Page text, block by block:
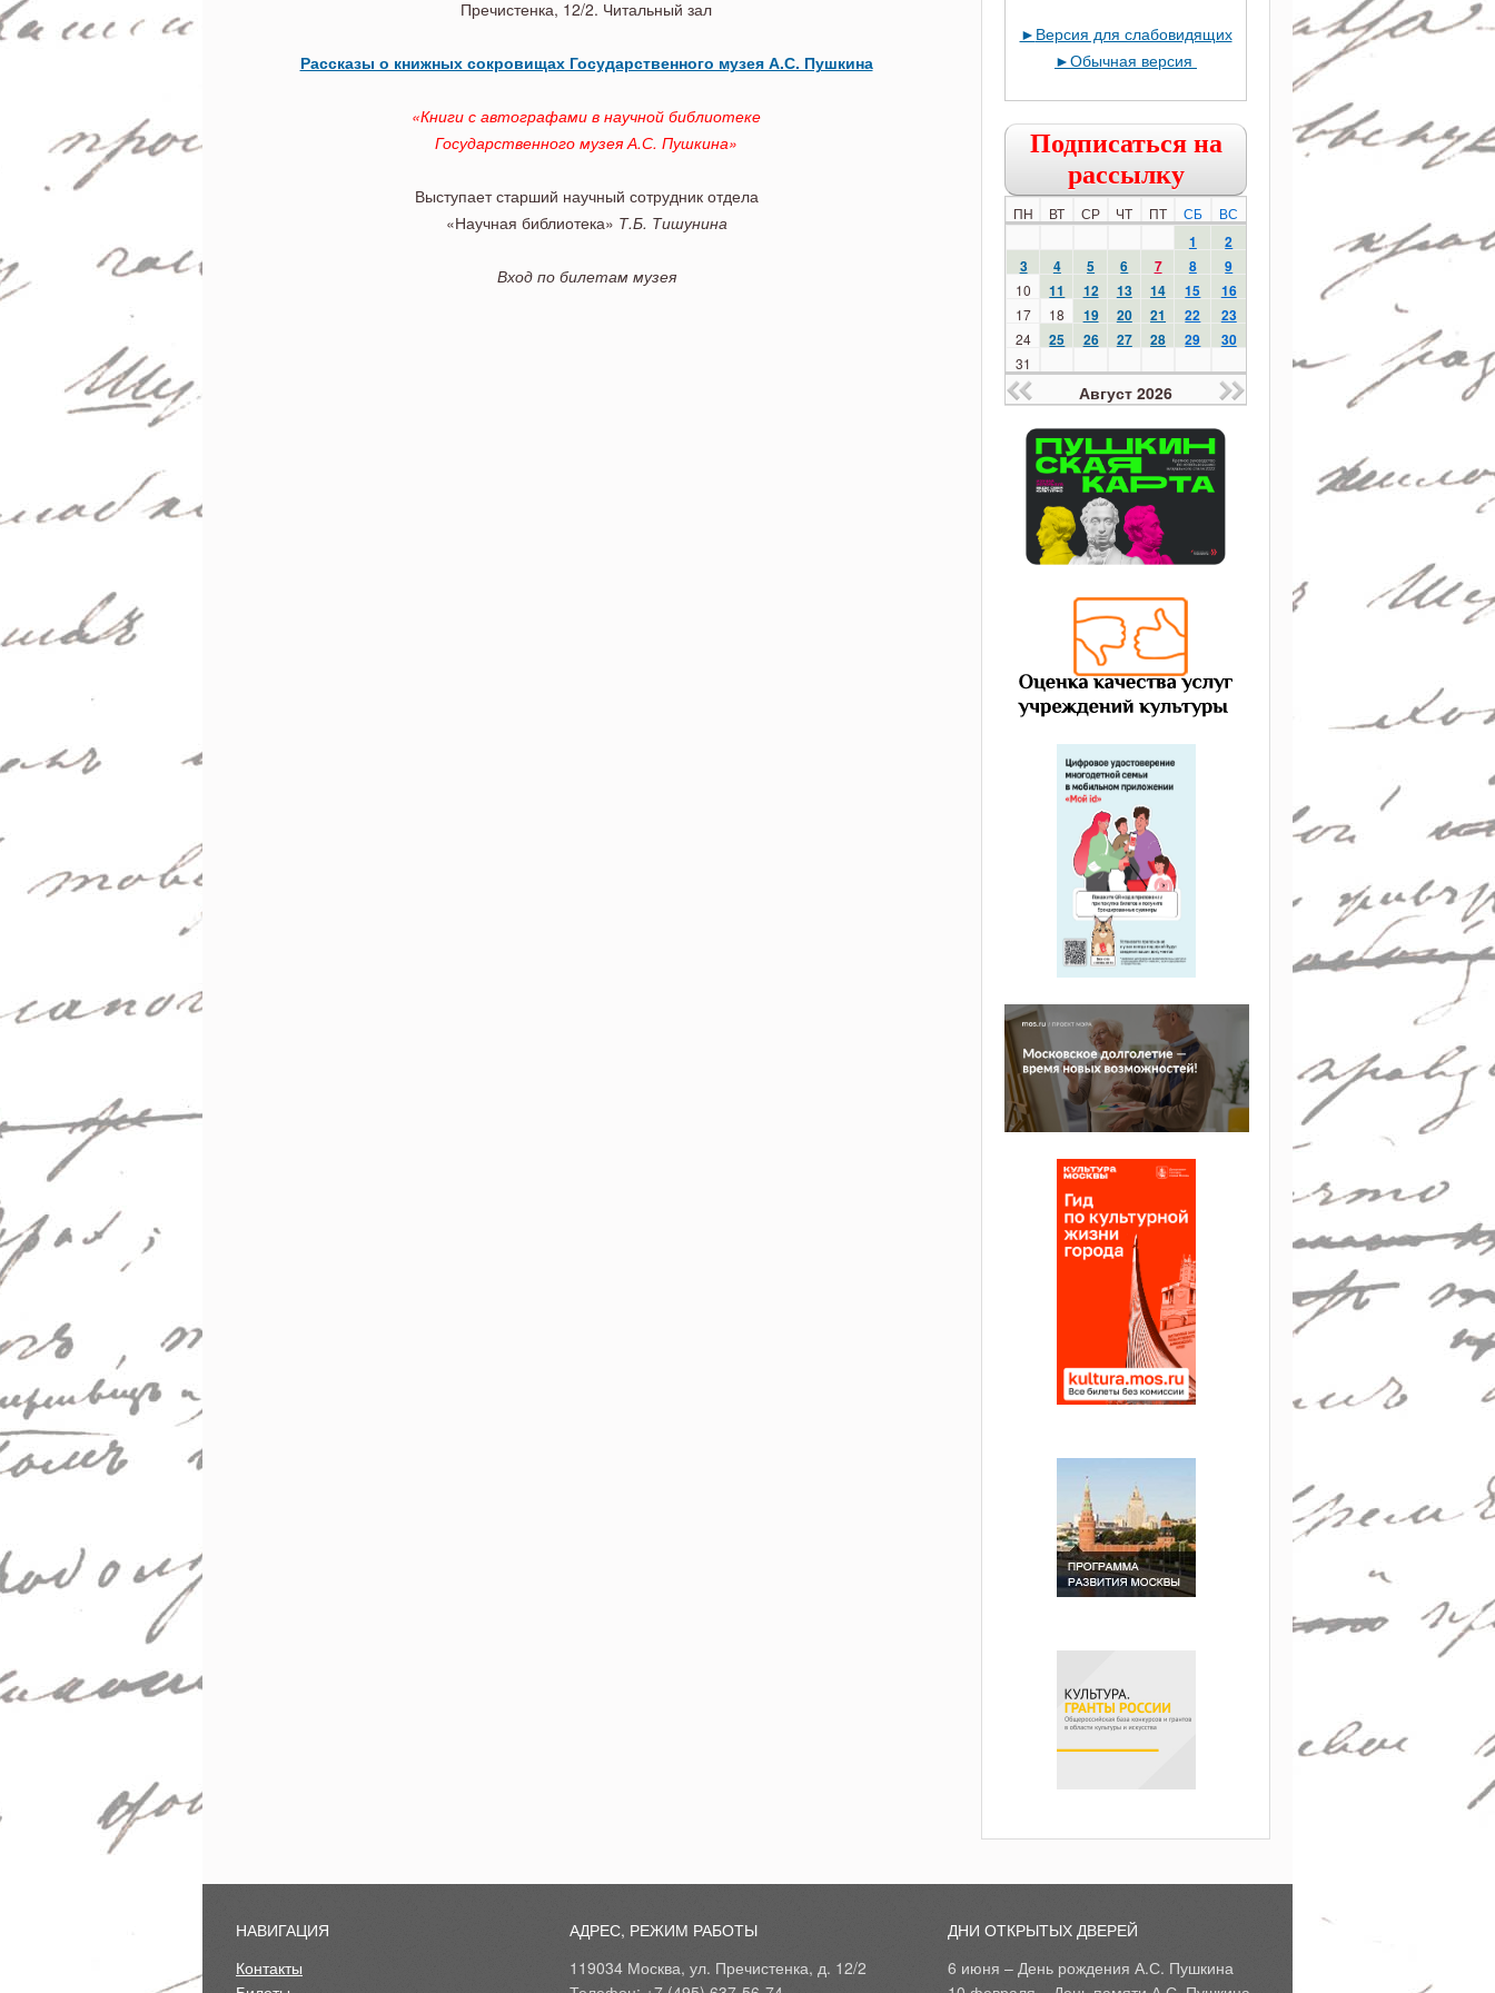
Государственного музея А.С. Пушкина.
Пречистенка, 12/2. Читальный зал
Рассказы о книжных сокровищах Государственного музея А.С. Пушкина
«Книги с автографами в научной библиотеке
Государственного музея А.С. Пушкина»
Выступает старший научный сотрудник отдела
«Научная библиотека» Т.Б. Тишунина
Вход по билетам музея
► Версия для слабовидящих
►Обычная версия
Подписаться на
рассылку
ПН ВТ СР ЧТ ПТ СБ ВС
1
2
3
4 5 6 7 8 9
10 11 12 13 14 15 16
17 18 19 20 21 22 23
24 25 26 27 28 29 30
31
Август 2026
НАВИГАЦИЯ
Контакты
АДРЕС, РЕЖИМ РАБОТЫ
119034 Москва, ул. Пречистенка, д. 12/2
ДНИ ОТКРЫТЫХ ДВЕРЕЙ
6 июня – День рождения А.С. Пушкина